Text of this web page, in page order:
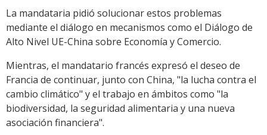
La mandataria pidió solucionar estos problemas
mediante el diálogo en mecanismos como el Diálogo de
Alto Nivel UE-China sobre Economía y Comercio.
Mientras, el mandatario francés expresó el deseo de
Francia de continuar, junto con China, "la lucha contra el
cambio climático" y el trabajo en ámbitos como "la
biodiversidad, la seguridad alimentaria y una nueva
asociación financiera".